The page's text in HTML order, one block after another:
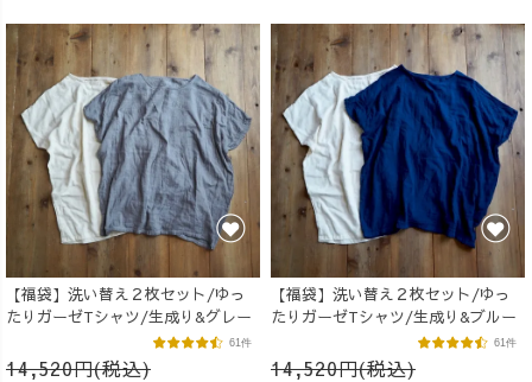
【福袋】洗い替え２枚セット/ゆっ
たりガーゼTシャツ/生成り&グレー
14,520円(税込)
61件
【福袋】洗い替え２枚セット/ゆっ
たりガーゼTシャツ/生成り&ブルー
14,520円(税込)
61件